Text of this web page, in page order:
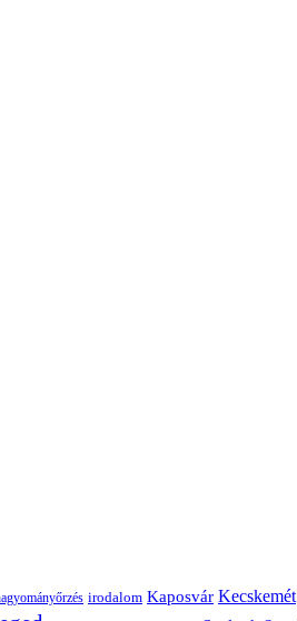
irodalom Kaposvár Kecskemét